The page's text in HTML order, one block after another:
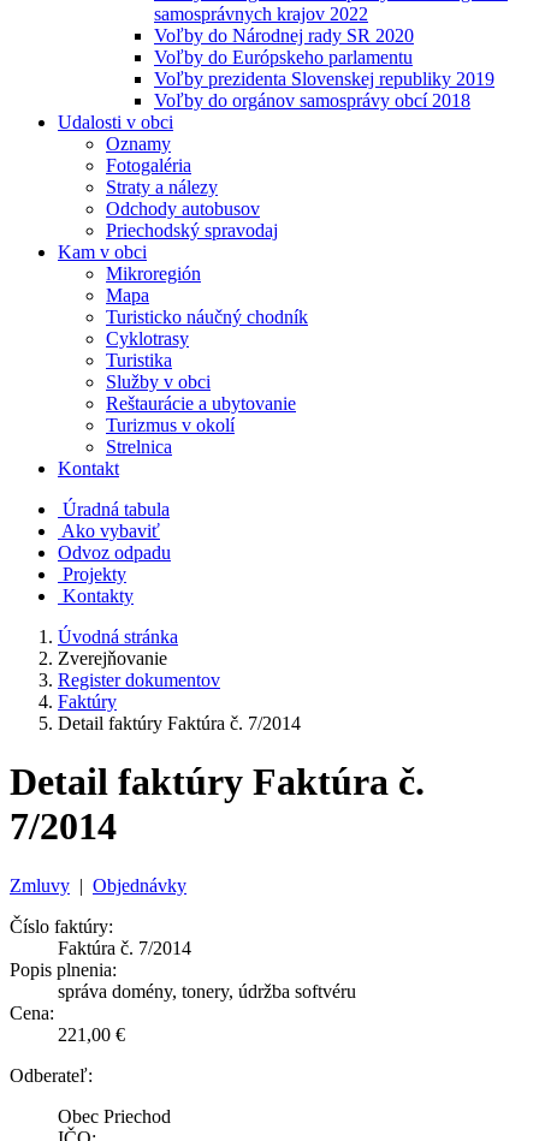
samosprávnych krajov 2022
Voľby do Národnej rady SR 2020
Voľby do Európskeho parlamentu
Voľby prezidenta Slovenskej republiky 2019
Voľby do orgánov samosprávy obcí 2018
Udalosti v obci
Oznamy
Fotogaléria
Straty a nálezy
Odchody autobusov
Priechodský spravodaj
Kam v obci
Mikroregión
Mapa
Turisticko náučný chodník
Cyklotrasy
Turistika
Služby v obci
Reštaurácie a ubytovanie
Turizmus v okolí
Strelnica
Kontakt
Úradná tabula
Ako vybaviť
Odvoz odpadu
Projekty
Kontakty
Úvodná stránka
Zverejňovanie
Register dokumentov
Faktúry
Detail faktúry Faktúra č. 7/2014
Detail faktúry Faktúra č.
7/2014
Zmluvy | Objednávky
Číslo faktúry:
Faktúra č. 7/2014
Popis plnenia:
správa domény, tonery, údržba softvéru
Cena:
221,00 €
Odberateľ:
Obec Priechod